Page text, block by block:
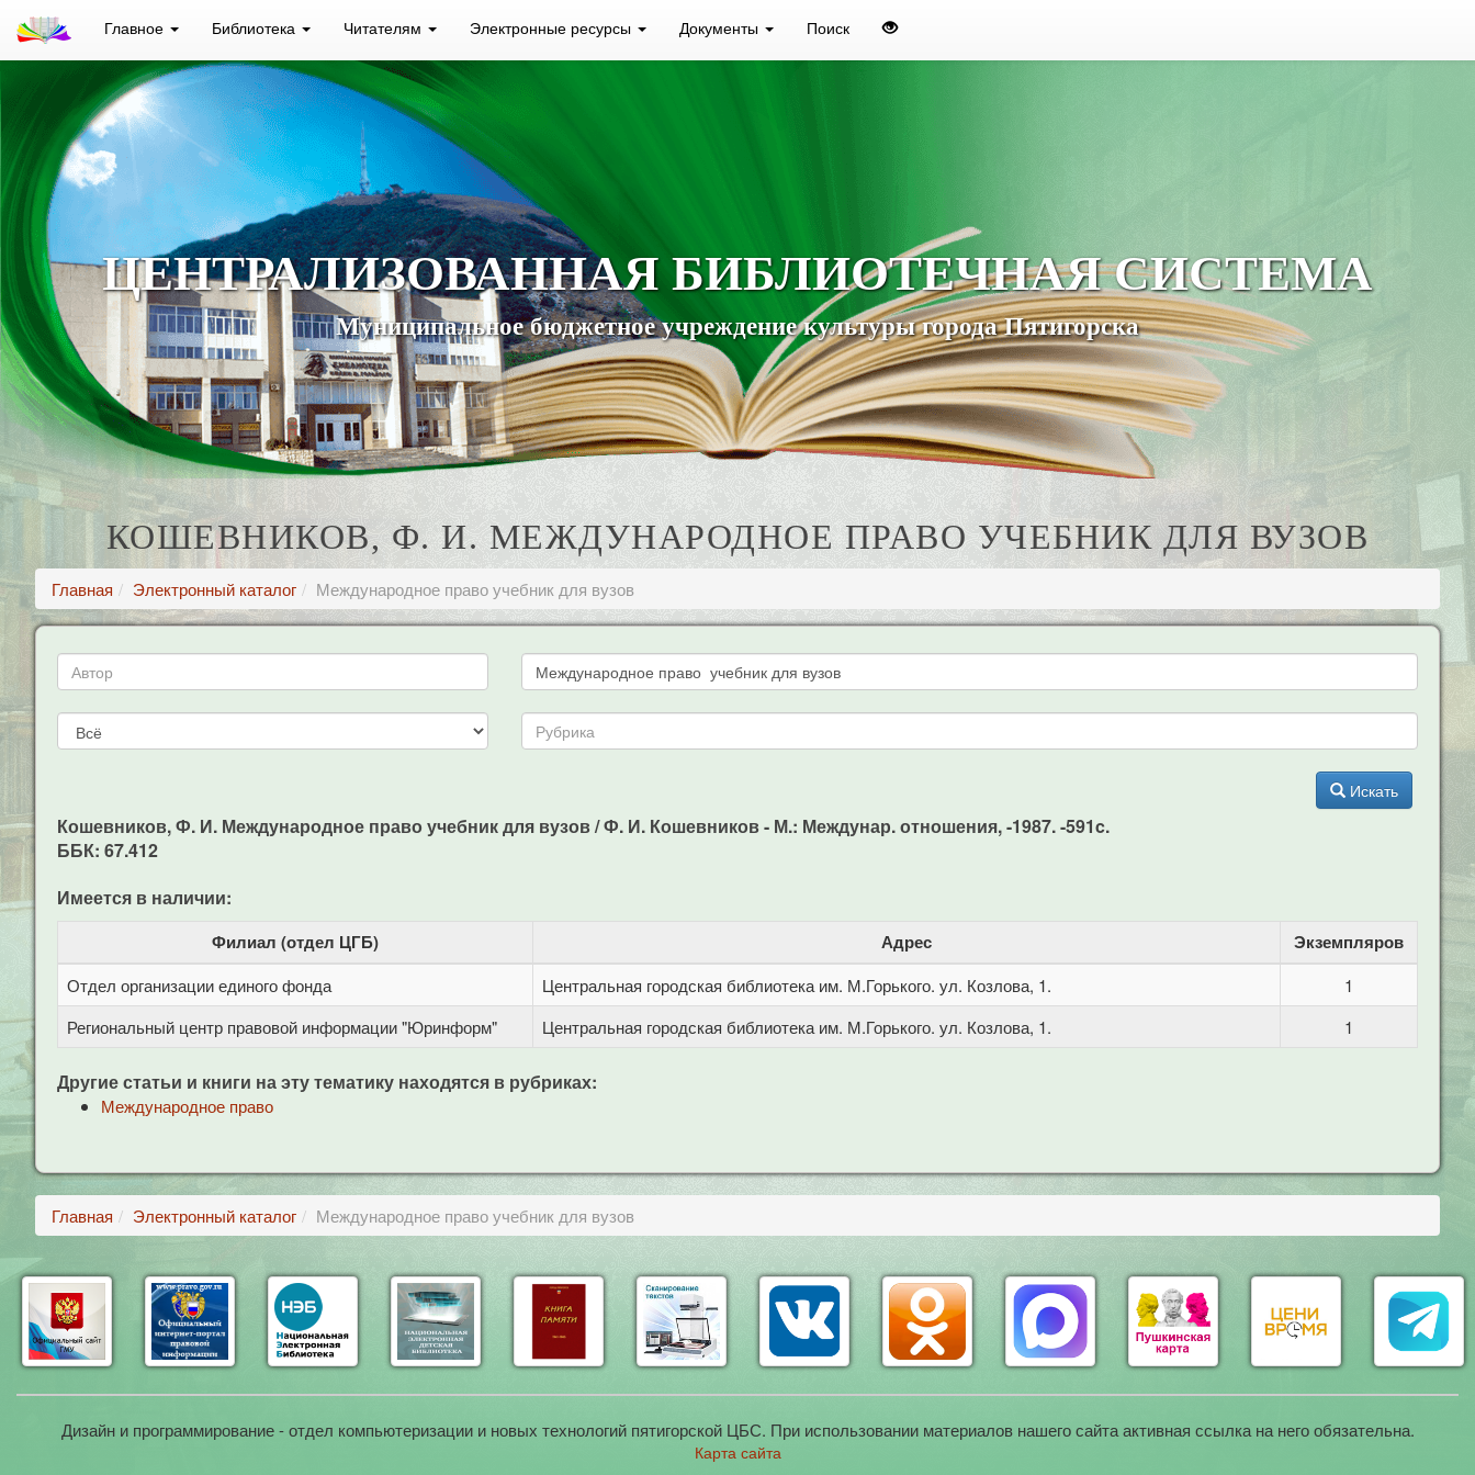
Главное Библиотека Читателям Электронные ресурсы Документы Поиск
ЦЕНТРАЛИЗОВАННАЯ БИБЛИОТЕЧНАЯ СИСТЕМА
Муниципальное бюджетное учреждение культуры города Пятигорска
КОШЕВНИКОВ, Ф. И. МЕЖДУНАРОДНОЕ ПРАВО УЧЕБНИК ДЛЯ ВУЗОВ
Главная Электронный каталог Международное право учебник для вузов
Искать
Кошевников, Ф. И. Международное право учебник для вузов / Ф. И. Кошевников - М.: Междунар. отношения, -1987. -591c.
ББК: 67.412
Имеется в наличии:
Филиал (отдел ЦГБ) Адрес Экземпляров
Отдел организации единого фонда Центральная городская библиотека им. М.Горького. ул. Козлова, 1.
1
Региональный центр правовой информации "Юринформ"
Центральная городская библиотека им. М.Горького. ул. Козлова, 1. 1
Другие статьи и книги на эту тематику находятся в рубриках:
Международное право
Главная Электронный каталог Международное право учебник для вузов
Дизайн и программирование - отдел компьютеризации и новых технологий пятигорской ЦБС. При использовании материалов нашего сайта активная ссылка на него обязательна.
Карта сайта